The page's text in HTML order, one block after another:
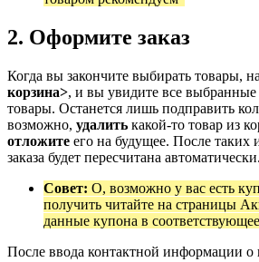
2. Оформите заказ
Когда вы закончите выбирать товары,
корзина>, и вы увидите все
товары. Останется лишь подправить
возможно, удалить какой-то товар из
отложите его на будущее. После таких
заказа будет пересчитана автоматически.
Совет: О, возможно у вас есть
получить читайте на страницы
данные купона в
После ввода контактной информации